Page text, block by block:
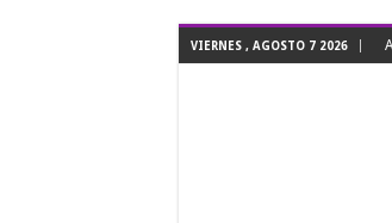
VIERNES , AGOSTO 7 2026